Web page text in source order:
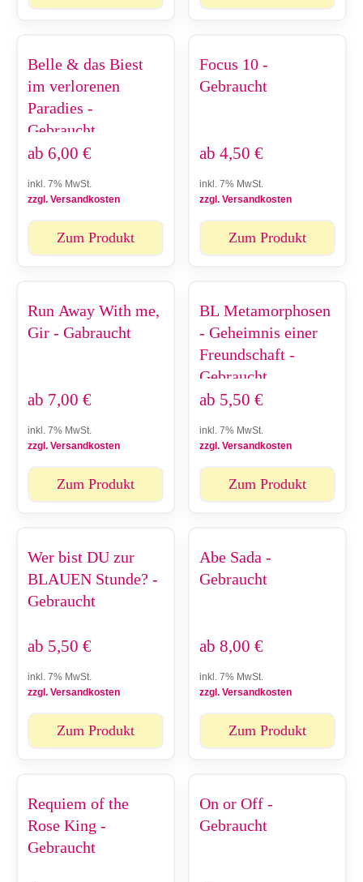
Belle & das Biest
im verlorenen
Paradies -
Gebraucht
ab 6,00 €
inkl. 7% MwSt.
zzgl. Versandkosten
Zum Produkt
Focus 10 -
Gebraucht
ab 4,50 €
inkl. 7% MwSt.
zzgl. Versandkosten
Zum Produkt
Run Away With me,
Gir - Gabraucht
ab 7,00 €
inkl. 7% MwSt.
zzgl. Versandkosten
Zum Produkt
BL Metamorphosen
- Geheimnis einer
Freundschaft -
Gebraucht
ab 5,50 €
inkl. 7% MwSt.
zzgl. Versandkosten
Zum Produkt
Wer bist DU zur
BLAUEN Stunde? -
Gebraucht
ab 5,50 €
inkl. 7% MwSt.
zzgl. Versandkosten
Zum Produkt
Abe Sada -
Gebraucht
ab 8,00 €
inkl. 7% MwSt.
zzgl. Versandkosten
Zum Produkt
Requiem of the
Rose King -
Gebraucht
On or Off -
Gebraucht